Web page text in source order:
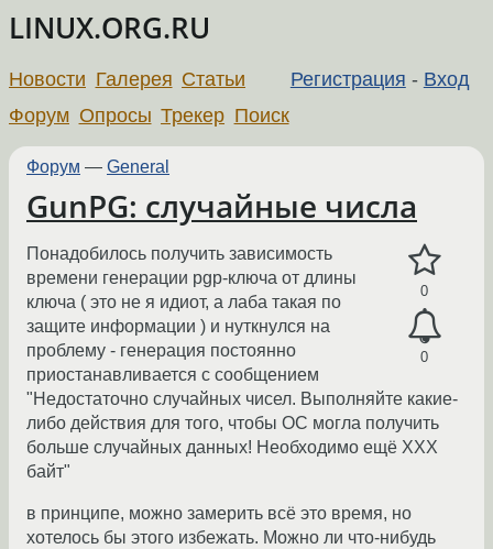
LINUX.ORG.RU
Регистрация - Вход
Новости Галерея Статьи
Форум Опросы Трекер Поиск
Форум — General
GunPG: случайные числа
0
0
Понадобилось получить зависимость
времени генерации pgp-ключа от длины
ключа ( это не я идиот, а лаба такая по
защите информации ) и нуткнулся на
проблему - генерация постоянно
приостанавливается с сообщением
"Недостаточно случайных чисел. Выполняйте какие-
либо действия для того, чтобы ОС могла получить
больше случайных данных! Необходимо ещё XXX
байт"
в принципе, можно замерить всё это время, но
хотелось бы этого избежать. Можно ли что-нибудь